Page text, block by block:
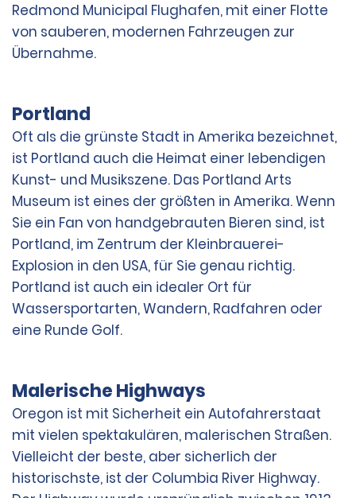
Redmond Municipal Flughafen, mit einer Flotte
von sauberen, modernen Fahrzeugen zur
Übernahme.
Portland
Oft als die grünste Stadt in Amerika bezeichnet,
ist Portland auch die Heimat einer lebendigen
Kunst- und Musikszene. Das Portland Arts
Museum ist eines der größten in Amerika. Wenn
Sie ein Fan von handgebrauten Bieren sind, ist
Portland, im Zentrum der Kleinbrauerei-
Explosion in den USA, für Sie genau richtig.
Portland ist auch ein idealer Ort für
Wassersportarten, Wandern, Radfahren oder
eine Runde Golf.
Malerische Highways
Oregon ist mit Sicherheit ein Autofahrerstaat
mit vielen spektakulären, malerischen Straßen.
Vielleicht der beste, aber sicherlich der
historischste, ist der Columbia River Highway.